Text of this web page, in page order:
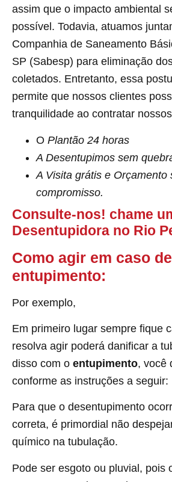
assim que o impacto ambiental
possível. Todavia, atuamos
Companhia de Saneamento
SP (Sabesp) para eliminação
coletados. Entretanto, essa
permite que nossos clientes
tranquilidade ao contratar
O Plantão 24 horas
A Desentupimos sem
A Visita grátis e Orçamento
compromisso.
Consulte-nos! chame
Desentupidora no Rio
Como agir em caso de
entupimento:
Por exemplo,
Em primeiro lugar sempre fique
resolva agir poderá danificar a
disso com o entupimento, você
conforme as instruções a seguir:
Para que o desentupimento
correta, é primordial não
químico na tubulação.
Pode ser esgoto ou pluvial, pois